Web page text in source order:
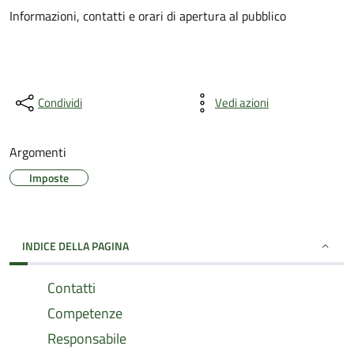
Informazioni, contatti e orari di apertura al pubblico
Condividi Vedi azioni
Argomenti
Imposte
INDICE DELLA PAGINA
Contatti
Competenze
Responsabile